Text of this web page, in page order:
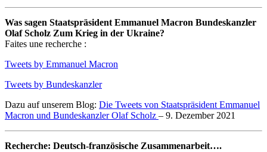
Was sagen Staatspräsident Emmanuel Macron Bundeskanzler
Olaf Scholz Zum Krieg in der Ukraine?
Faites une recherche :
Tweets by Emmanuel Macron
Tweets by Bundeskanzler
Dazu auf unserem Blog: Die Tweets von Staatspräsident Emmanuel
Macron und Bundeskanzler Olaf Scholz – 9. Dezember 2021
Recherche: Deutsch-französische Zusammenarbeit….